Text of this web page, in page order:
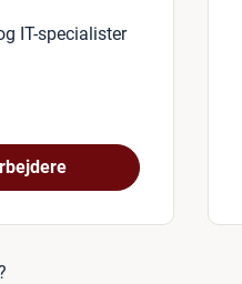
IT-specialister